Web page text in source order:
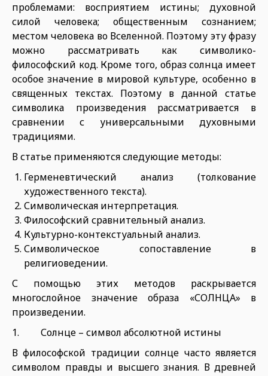
проблемами: восприятием истины; духовной
силой человека; общественным сознанием;
местом человека во Вселенной. Поэтому эту фразу
можно рассматривать как символико-
философский код. Кроме того, образ солнца имеет
особое значение в мировой культуре, особенно в
священных текстах. Поэтому в данной статье
символика произведения рассматривается в
сравнении с универсальными духовными
традициями.
В статье применяются следующие методы:
Герменевтический анализ (толкование
художественного текста).
Символическая интерпретация.
Философский сравнительный анализ.
Культурно-контекстуальный анализ.
Символическое сопоставление в
религиоведении.
С помощью этих методов раскрывается
многослойное значение образа «СОЛНЦА» в
произведении.
1. Солнце – символ абсолютной истины
В философской традиции солнце часто является
символом правды и высшего знания. В древней